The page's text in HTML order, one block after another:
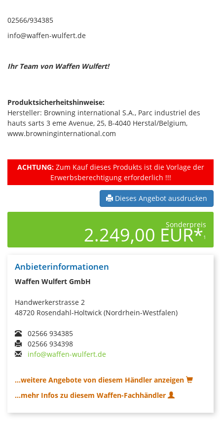
02566/934385
info@waffen-wulfert.de
Ihr Team von Waffen Wulfert!
Produktsicherheitshinweise:
Hersteller: Browning international S.A., Parc industriel des
hauts sarts 3 eme Avenue, 25, B-4040 Herstal/Belgium,
www.browninginternational.com
ACHTUNG:Zum Kauf dieses Produkts ist die Vorlage der
Erwerbsberechtigung erforderlich !!!
Dieses Angebot ausdrucken
Sonderpreis
2.249,00 EUR*1
Anbieterinformationen
Waffen Wulfert GmbH
Handwerkerstrasse 2
48720 Rosendahl-Holtwick (Nordrhein-Westfalen)
02566 934385
02566 934398
info@waffen-wulfert.de
...weitere Angebote von diesem Händler anzeigen
...mehr Infos zu diesem Waffen-Fachhändler